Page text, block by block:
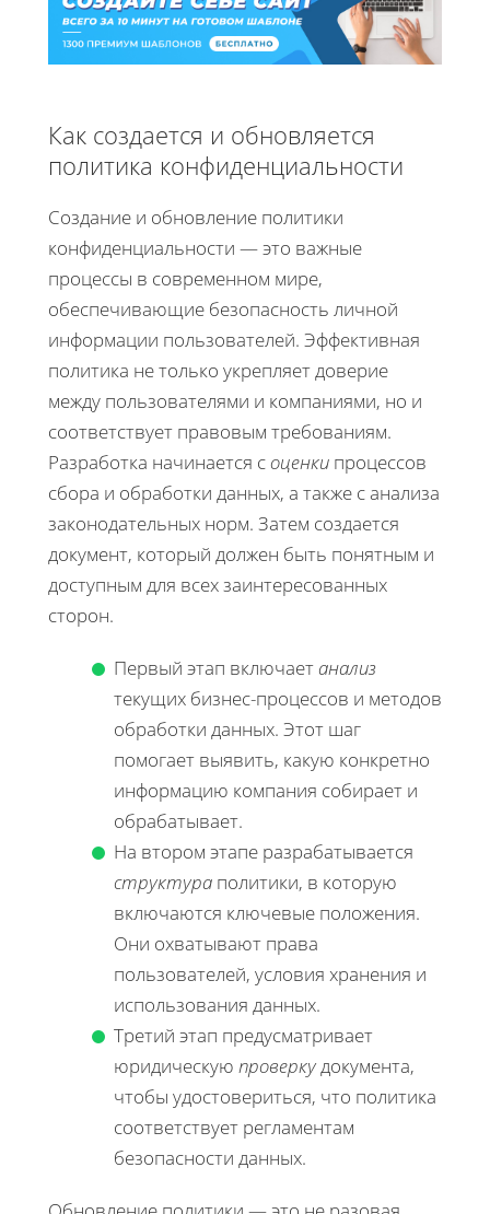
Как создается и обновляется
политика конфиденциальности
Создание и обновление политики
конфиденциальности — это важные
процессы в современном мире,
обеспечивающие безопасность личной
информации пользователей. Эффективная
политика не только укрепляет доверие
между пользователями и компаниями, но и
соответствует правовым требованиям.
Разработка начинается соценки процессов
сбора и обработки данных, а также с анализа
законодательных норм. Затем создается
документ, который должен быть понятным и
доступным для всех заинтересованных
сторон.
Первый этап включает анализ
текущих бизнес-процессов и методов
обработки данных. Этот шаг
помогает выявить, какую конкретно
информацию компания собирает и
обрабатывает.
На втором этапе разрабатывается
структура политики, в которую
включаются ключевые положения.
Они охватывают права
пользователей, условия хранения и
использования данных.
Третий этап предусматривает
юридическую проверкудокумента,
чтобы удостовериться, что политика
соответствует регламентам
безопасности данных.